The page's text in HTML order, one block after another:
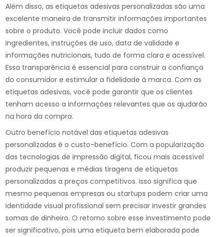
Além disso, as etiquetas adesivas personalizadas são uma
excelente maneira de transmitir informações importantes
sobre o produto. Você pode incluir dados como
ingredientes, instruções de uso, data de validade e
informações nutricionais, tudo de forma clara e acessível.
Essa transparência é essencial para construir a confiança
do consumidor e estimular a fidelidade à marca. Com as
etiquetas adesivas, você pode garantir que os clientes
tenham acesso a informações relevantes que os ajudarão
na hora da compra.
Outro benefício notável das etiquetas adesivas
personalizadas é o custo-benefício. Com a popularização
das tecnologias de impressão digital, ficou mais acessível
produzir pequenas e médias tiragens de etiquetas
personalizadas a preços competitivos. Isso significa que
mesmo pequenas empresas ou startups podem criar uma
identidade visual profissional sem precisar investir grandes
somas de dinheiro. O retorno sobre esse investimento pode
ser significativo, pois uma etiqueta bem elaborada pode